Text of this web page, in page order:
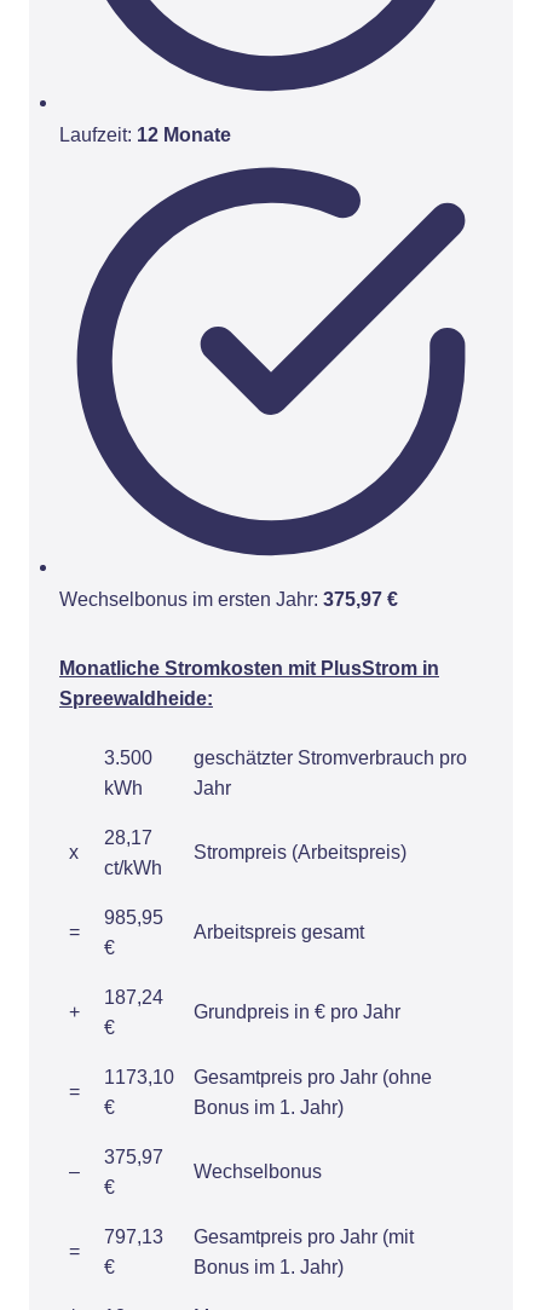
Laufzeit: 12 Monate
Wechselbonus im ersten Jahr: 375,97 €
Monatliche Stromkosten mit PlusStrom in
Spreewaldheide:
3.500
kWh
geschätzter Stromverbrauch pro
Jahr
x
28,17
ct/kWh
Strompreis (Arbeitspreis)
=
985,95
€
Arbeitspreis gesamt
+
187,24
€
Grundpreis in € pro Jahr
=
1173,10
€
Gesamtpreis pro Jahr (ohne
Bonus im 1. Jahr)
–
375,97
€
Wechselbonus
=
797,13
€
Gesamtpreis pro Jahr (mit
Bonus im 1. Jahr)